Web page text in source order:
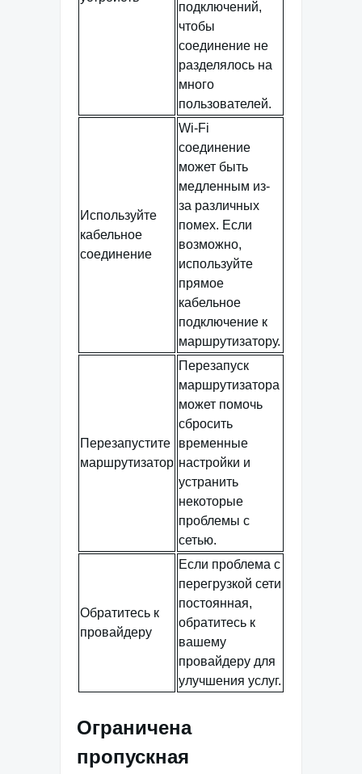
подключений,
чтобы
соединение не
разделялось на
много
пользователей.
Используйте
кабельное
соединение
Wi-Fi
соединение
может быть
медленным из-
за различных
помех. Если
возможно,
используйте
прямое
кабельное
подключение к
маршрутизатору.
Перезапустите
маршрутизатор
Перезапуск
маршрутизатора
может помочь
сбросить
временные
настройки и
устранить
некоторые
проблемы с
сетью.
Обратитесь к
провайдеру
Если проблема с
перегрузкой сети
постоянная,
обратитесь к
вашему
провайдеру для
улучшения услуг.
Ограничена
пропускная